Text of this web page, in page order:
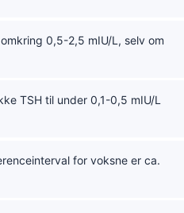
0,5-2,5 mIU/L, selv om
TSH til under 0,1-0,5 mIU/L
for voksne er ca.